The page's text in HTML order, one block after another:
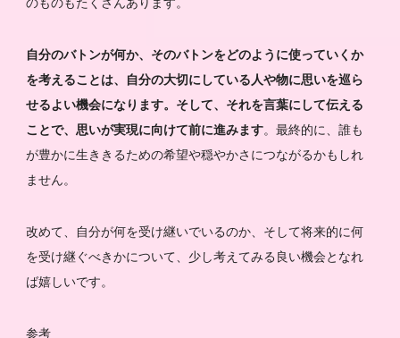
自分のバトンが何か、そのバトンをどのように使っていくか
を考えることは、自分の大切にしている人や物に思いを巡ら
せるよい機会になります。そして、それを言葉にして伝える
ことで、思いが実現に向けて前に進みます。最終的に、誰も
が豊かに生ききるための希望や穏やかさにつながるかもしれ
ません。
改めて、自分が何を受け継いでいるのか、そして将来的に何
を受け継ぐべきかについて、少し考えてみる良い機会となれ
ば嬉しいです。
参考